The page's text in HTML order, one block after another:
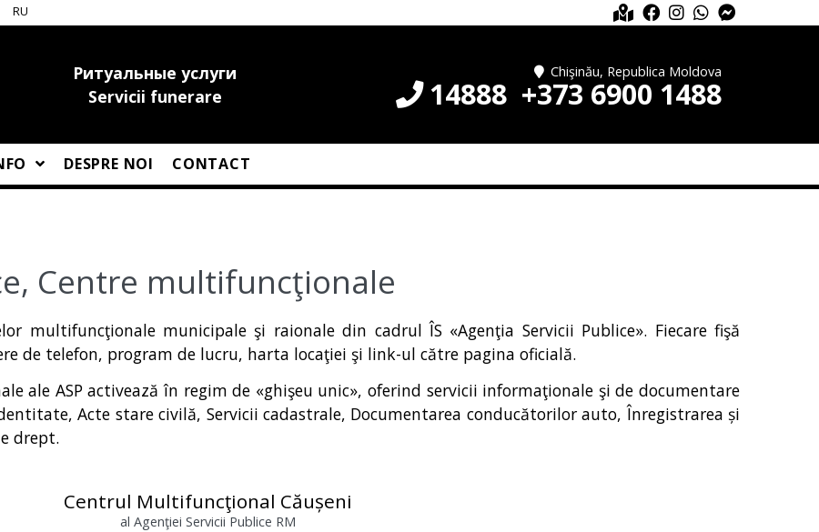
RU
Ритуальные услуги
Servicii funerare
Chişinău, Republica Moldova
14888 +373 6900 1488
DESPRE NOI CONTACT
Centre multifuncţionale
multifuncţionale municipale şi raionale din cadrul ÎS «Agenţia Servicii Publice». Fiecare fişă
de telefon, program de lucru, harta locaţiei şi link-ul către pagina oficială.
ale ASP activează în regim de «ghişeu unic», oferind servicii informaţionale şi de documentare
Acte stare civilă, Servicii cadastrale, Documentarea conducătorilor auto, Înregistrarea și
drept.
Centrul Multifuncţional Căușeni
al Agenţiei Servicii Publice RM